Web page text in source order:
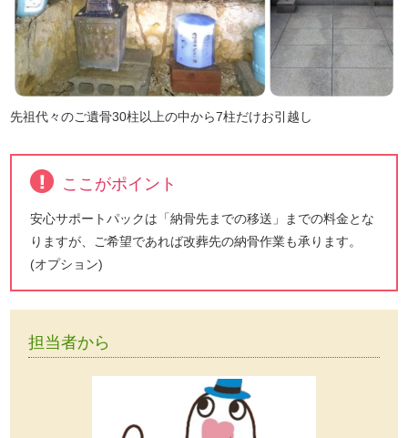
先祖代々のご遺骨30柱以上の中から7柱だけお引越し
ここがポイント
安心サポートパックは「納骨先までの移送」までの料金とな
りますが、ご希望であれば改葬先の納骨作業も承ります。
(オプション)
担当者から